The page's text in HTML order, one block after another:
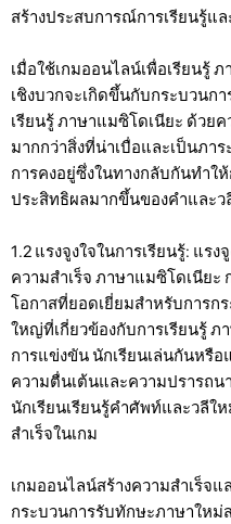
สร้างประสบการณ์การเรียนรู้แ
เมื่อใช้เกมออนไลน์เพื่อเรียนรู้
เชิงบวกจะเกิดขึ้นกับกระบวนกา
เรียนรู้ ภาษาแมซิโดเนียะ ด้วย
มากกว่าสิ่งที่น่าเบื่อและเป็นภา
การคงอยู่ซึ่งในทางกลับกันทำใ
ประสิทธิผลมากขึ้นของคำและว
1.2 แรงจูงใจในการเรียนรู้: แร
ความสำเร็จ ภาษาแมซิโดเนียะ
โอกาสที่ยอดเยี่ยมสำหรับการก
ใหญ่ที่เกี่ยวข้องกับการเรียนรู้
การแข่งขัน นักเรียนเล่นกันหรื
ความตื่นเต้นและความปรารถ
นักเรียนเรียนรู้คำศัพท์และวลีใ
สำเร็จในเกม
เกมออนไลน์สร้างความสำเร็จแ
กระบวนการรับทักษะภาษาให